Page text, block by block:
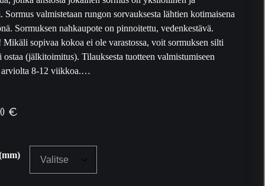
Sormus valmistetaan rungon sorvauksesta lähtien kotimaisena
Sormuksen nahkaupote on pinnoitettu, vedenkestävä.
sopivaa kokoa ei ole varastossa, voit sormuksen silti
ostaa (jälkitoimitus). Tilauksesta tuotteen valmistumiseen
arviolta 8-12 viikkoa.…
€